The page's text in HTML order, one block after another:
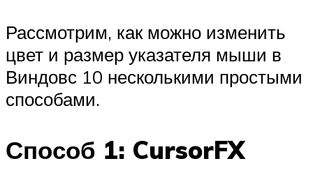
Рассмотрим, как можно изменить
цвет и размер указателя мыши в
Виндовс 10 несколькими простыми
способами.
Способ 1: CursorFX